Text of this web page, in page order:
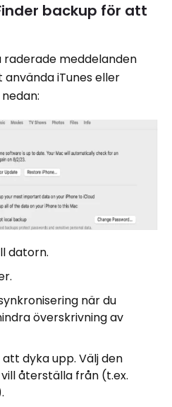
backup för att
raderade meddelanden
iTunes eller
datorn.
när du
överskrivning av
dyka upp. Välj den
återställa från (t.ex.